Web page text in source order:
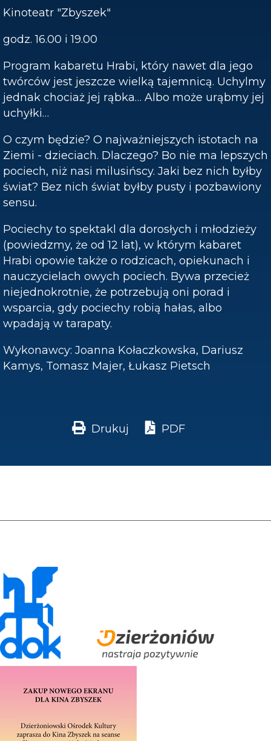
Kinoteatr "Zbyszek"
godz. 16.00 i 19.00
Program kabaretu Hrabi, który nawet dla jego
twórców jest jeszcze wielką tajemnicą. Uchylmy
jednak chociaż jej rąbka… Albo może urąbmy jej
uchyłki…
O czym będzie? O najważniejszych istotach na
Ziemi - dzieciach. Dlaczego? Bo nie ma lepszych
pociech, niż nasi milusińscy. Jaki bez nich byłby
świat? Bez nich świat byłby pusty i pozbawiony
sensu.
Pociechy to spektakl dla dorosłych i młodzieży
(powiedzmy, że od 12 lat), w którym kabaret
Hrabi opowie także o rodzicach, opiekunach i
nauczycielach owych pociech. Bywa przecież
niejednokrotnie, że potrzebują oni porad i
wsparcia, gdy pociechy robią hałas, albo
wpadają w tarapaty.
Wykonawcy: Joanna Kołaczkowska, Dariusz
Kamys, Tomasz Majer, Łukasz Pietsch
Drukuj PDF